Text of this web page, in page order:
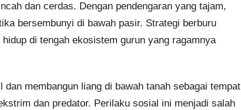
dan cerdas. Dengan pendengaran yang tajam,
bersembunyi di bawah pasir. Strategi berburu
di tengah ekosistem gurun yang ragamnya
membangun liang di bawah tanah sebagai tempat
dan predator. Perilaku sosial ini menjadi salah